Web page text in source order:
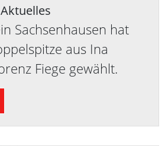
Aktuelles
Sachsenhausen hat
aus Ina
Fiege gewählt.